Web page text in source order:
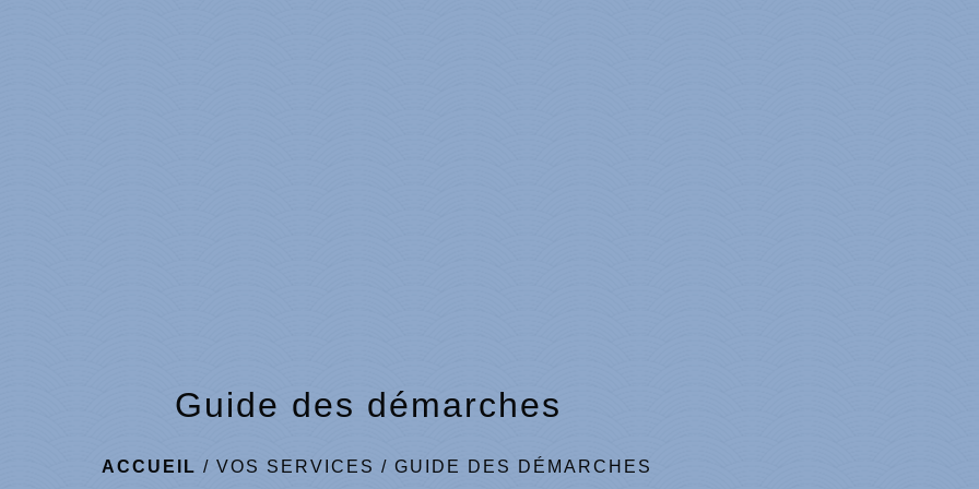
Guide des démarches
ACCUEIL / VOS SERVICES / GUIDE DES DÉMARCHES